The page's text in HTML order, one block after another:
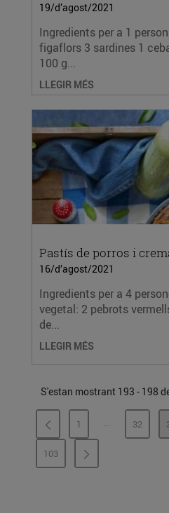
19/d’agost/2021
Ingredients per a 1
figaflors 3 sardines 1
100 g...
LLEGIR MÉS
Pastís de porros i
16/d’agost/2021
Ingredients per a 4
vegetal: 2 pebrots
de...
LLEGIR MÉS
S'estan mostrant 193 - 198
PÀGINA
1 ...PÀGINESPÀGINA
32
PÀGINA
103